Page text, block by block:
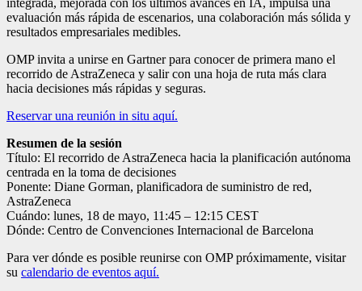
integrada, mejorada con los últimos avances en IA, impulsa una
evaluación más rápida de escenarios, una colaboración más sólida y
resultados empresariales medibles.
OMP invita a unirse en Gartner para conocer de primera mano el
recorrido de AstraZeneca y salir con una hoja de ruta más clara
hacia decisiones más rápidas y seguras.
Reservar una reunión in situ aquí.
Resumen de la sesión
Título: El recorrido de AstraZeneca hacia la planificación autónoma
centrada en la toma de decisiones
Ponente: Diane Gorman, planificadora de suministro de red,
AstraZeneca
Cuándo: lunes, 18 de mayo, 11:45 – 12:15 CEST
Dónde: Centro de Convenciones Internacional de Barcelona
Para ver dónde es posible reunirse con OMP próximamente, visitar
su calendario de eventos aquí.